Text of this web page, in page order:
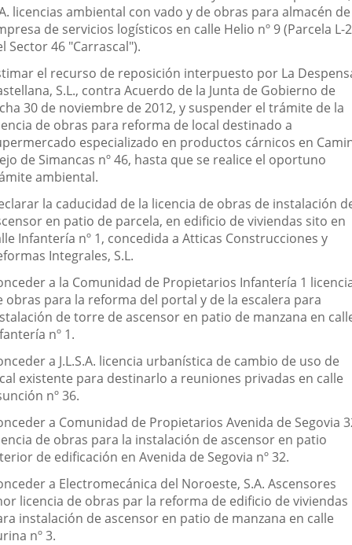
licencias ambiental con vado y de obras para almacén de
de servicios logísticos en calle Helio nº 9 (Parcela L-
Sector 46 "Carrascal").
el recurso de reposición interpuesto por La
S.L., contra Acuerdo de la Junta de Gobierno de
30 de noviembre de 2012, y suspender el trámite de la
de obras para reforma de local destinado a
especializado en productos cárnicos en
de Simancas nº 46, hasta que se realice el oportuno
ambiental.
la caducidad de la licencia de obras de instalación
en patio de parcela, en edificio de viviendas sito en
Infantería nº 1, concedida a Atticas Construcciones y
Integrales, S.L.
a la Comunidad de Propietarios Infantería 1
obras para la reforma del portal y de la escalera para
de torre de ascensor en patio de manzana en
nº 1.
a J.L.S.A. licencia urbanística de cambio de uso de
existente para destinarlo a reuniones privadas en calle
nº 36.
a Comunidad de Propietarios Avenida de Segovia
de obras para la instalación de ascensor en patio
de edificación en Avenida de Segovia nº 32.
a Electromecánica del Noroeste, S.A. Ascensores
licencia de obras par la reforma de edificio de viviendas
instalación de ascensor en patio de manzana en calle
nº 3.